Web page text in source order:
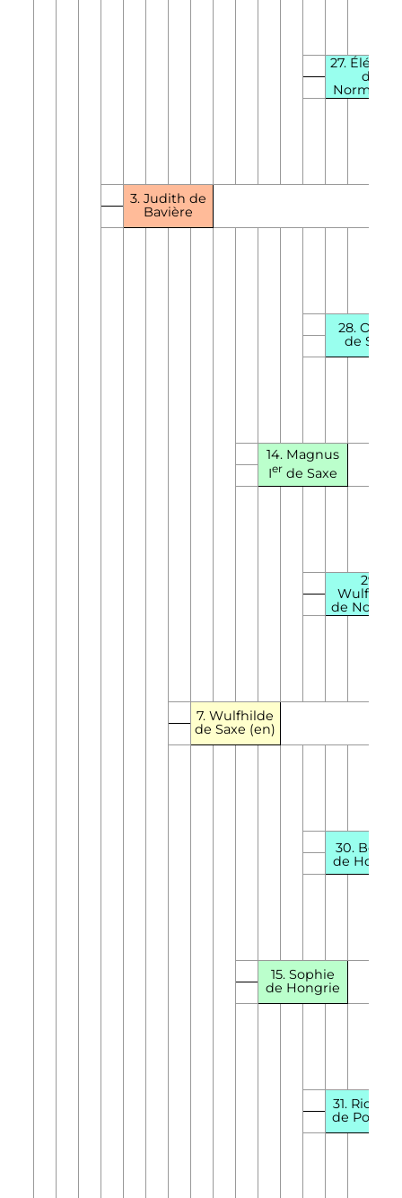
27.
de
3. Judith de
Bavière
28. Ordulf
de Saxe
14. Magnus
Ierde Saxe
29.
Wulfhilde
de
7. Wulfhilde
de Saxe (en)
30. Béla
de
15. Sophie
de Hongrie
31.
de